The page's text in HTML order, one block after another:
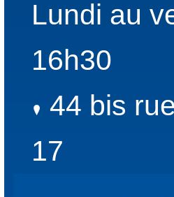
Lundi au
16h30
44 bis
17